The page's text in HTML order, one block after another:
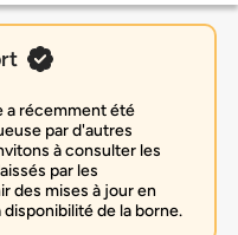
a récemment été
par d'autres
à consulter les
par les
des mises à jour en
de la borne.